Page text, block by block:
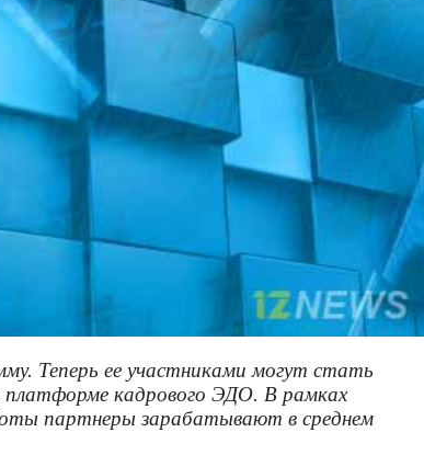
Теперь ее участниками могут стать
платформе кадрового ЭДО. В рамках
партнеры зарабатывают в среднем